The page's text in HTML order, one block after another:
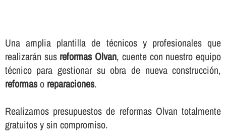
Una amplia plantilla de técnicos y profesionales que
realizarán sus reformas Olvan, cuente con nuestro equipo
técnico para gestionar su obra de nueva construcción,
reformaso reparaciones.
Realizamos presupuestos de reformas Olvan totalmente
gratuitos y sin compromiso.